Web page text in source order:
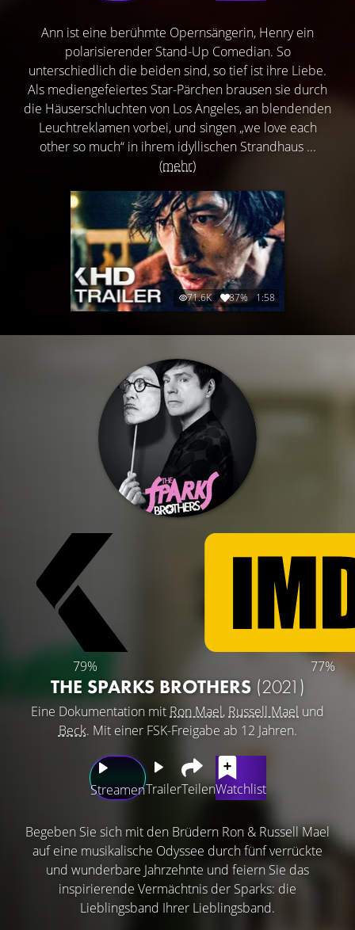
Ann ist eine berühmte Opernsängerin, Henry ein
polarisierender Stand-Up Comedian. So
unterschiedlich die beiden sind, so tief ist ihre Liebe.
Als mediengefeiertes Star-Pärchen brausen sie durch
die Häuserschluchten von Los Angeles, an blendenden
Leuchtreklamen vorbei, und singen „we love each
other so much“ in ihrem idyllischen Strandhaus ...
(mehr)
71.6K 87% 1:58
79% 77%
THE SPARKS BROTHERS (2021)
Eine Dokumentation mit Ron Mael, Russell Mael und
Beck. Mit einer FSK-Freigabe ab 12 Jahren.
StreamenTrailerTeilenWatchlist
Begeben Sie sich mit den Brüdern Ron & Russell Mael
auf eine musikalische Odyssee durch fünf verrückte
und wunderbare Jahrzehnte und feiern Sie das
inspirierende Vermächtnis der Sparks: die
Lieblingsband Ihrer Lieblingsband.